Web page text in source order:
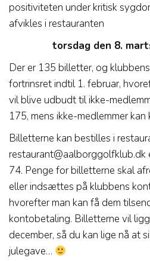
positiviteten under kritisk
afvikles i restauranten
torsdag den 8.
Der er 135 billetter, og
fortrinsret indtil 1. februar,
vil blive udbudt til ikke-
175, mens ikke-medlemmer
Billetterne kan bestilles i
74. Penge for billetterne skal
eller indsættes på klubbens
hvorefter man kan få dem
kontobetaling. Billetterne vil
december, så du kan lige nå at
julegave…